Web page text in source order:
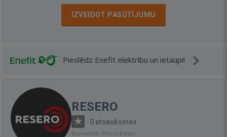
IZVEIDOT PASŪTĪJUMU
Pieslēdz Enefit elektrību un ietaupi!
RESERO
· 0 atsauksmes
Bija vietnē: Pirms 8 mēn.